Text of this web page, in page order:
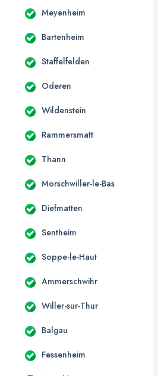
Meyenheim
Bartenheim
Staffelfelden
Oderen
Wildenstein
Rammersmatt
Thann
Morschwiller-le-Bas
Diefmatten
Sentheim
Soppe-le-Haut
Ammerschwihr
Willer-sur-Thur
Balgau
Fessenheim